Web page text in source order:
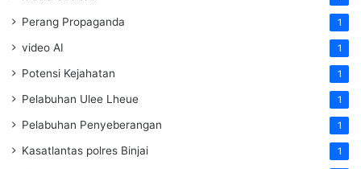
Perang Propaganda 1
video AI 1
Potensi Kejahatan 1
Pelabuhan Ulee Lheue 1
Pelabuhan Penyeberangan 1
Kasatlantas polres Binjai 1